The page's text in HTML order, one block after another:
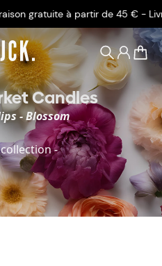
à partir de 45 € - Livré
Candles
- Blossom
-